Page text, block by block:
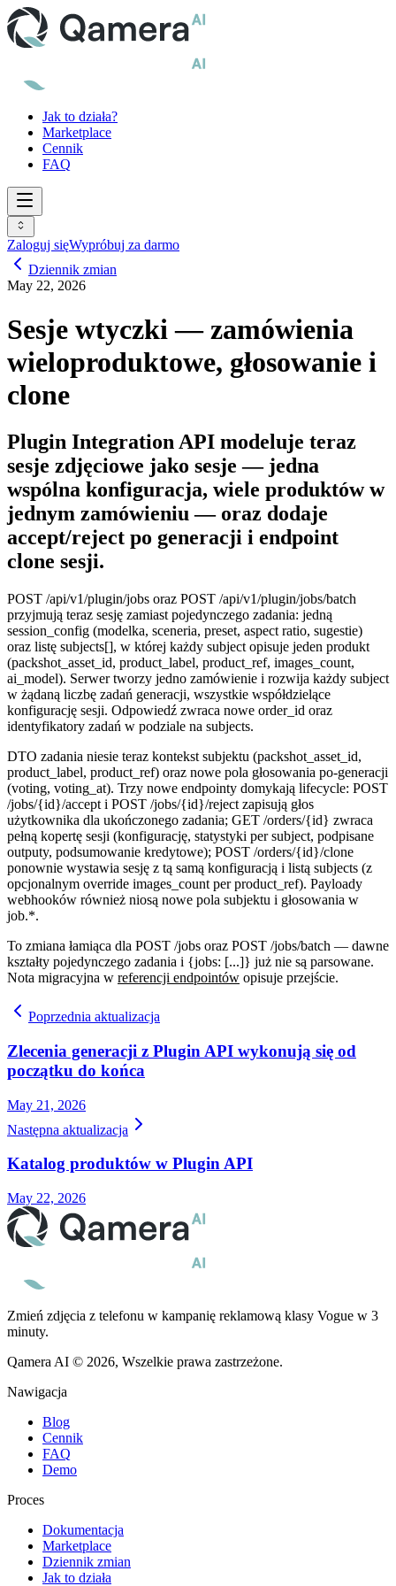
Jak to działa?
Marketplace
Cennik
FAQ
Zaloguj sięWypróbuj za darmo
Dziennik zmian
May 22, 2026
Sesje wtyczki — zamówienia
wieloproduktowe, głosowanie i
clone
Plugin Integration API modeluje teraz
sesje zdjęciowe jako sesje — jedna
wspólna konfiguracja, wiele produktów w
jednym zamówieniu — oraz dodaje
accept/reject po generacji i endpoint
clone sesji.
POST /api/v1/plugin/jobs oraz POST /api/v1/plugin/jobs/batch
przyjmują teraz sesję zamiast pojedynczego zadania: jedną
session_config (modelka, sceneria, preset, aspect ratio, sugestie)
oraz listę subjects[], w której każdy subject opisuje jeden produkt
(packshot_asset_id, product_label, product_ref, images_count,
ai_model). Serwer tworzy jedno zamówienie i rozwija każdy subject
w żądaną liczbę zadań generacji, wszystkie współdzielące
konfigurację sesji. Odpowiedź zwraca nowe order_id oraz
identyfikatory zadań w podziale na subjects.
DTO zadania niesie teraz kontekst subjektu (packshot_asset_id,
product_label, product_ref) oraz nowe pola głosowania po-generacji
(voting, voting_at). Trzy nowe endpointy domykają lifecycle: POST
/jobs/{id}/accept i POST /jobs/{id}/reject zapisują głos
użytkownika dla ukończonego zadania; GET /orders/{id} zwraca
pełną kopertę sesji (konfigurację, statystyki per subject, podpisane
outputy, podsumowanie kredytowe); POST /orders/{id}/clone
ponownie wystawia sesję z tą samą konfiguracją i listą subjects (z
opcjonalnym override images_count perproduct_ref). Payloady
webhooków również niosą nowe pola subjektu i głosowania w
job.*.
To zmiana łamiąca dla POST /jobs oraz POST /jobs/batch — dawne
kształty pojedynczego zadania i {jobs: [...]} już nie są parsowane.
Nota migracyjna w referencji endpointów opisuje przejście.
Poprzednia aktualizacja
Zlecenia generacji z Plugin API wykonują się od
początku do końca
May 21, 2026
Następna aktualizacja
Katalog produktów w Plugin API
May 22, 2026
Zmień zdjęcia z telefonu w kampanię reklamową klasy Vogue w 3
minuty.
Qamera AI © 2026, Wszelkie prawa zastrzeżone.
Nawigacja
Blog
Cennik
FAQ
Demo
Proces
Dokumentacja
Marketplace
Dziennik zmian
Jak to działa